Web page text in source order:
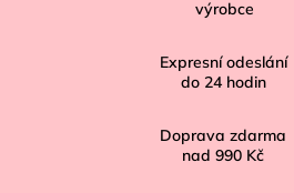
výrobce
Expresní odeslání
do 24 hodin
Doprava zdarma
nad 990 Kč